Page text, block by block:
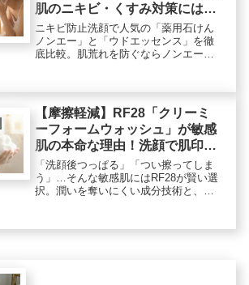
肌のニキビ・くすみ対策にはど
っち？
ニキビ防止洗顔で人気の「薬用石けん
ノンエー」と「ウドエッセンス」を徹
底比較。肌荒れを防ぐならノンエー、
のあなたの敏感肌が選ぶべき「本命の1
個」をプロが判定します。
【摩擦軽減】RF28「クリーミ
ーフォームウォッシュ」が敏感
肌の本命な理由！洗顔で肌印象
は変わる
「洗顔後つっぱる」「つい擦ってしま
う」…そんな敏感肌にはRF28が賢い選
択。潤いを奪いにくい成分技術と、弾
出す「泡プレス」とは？プロが教える